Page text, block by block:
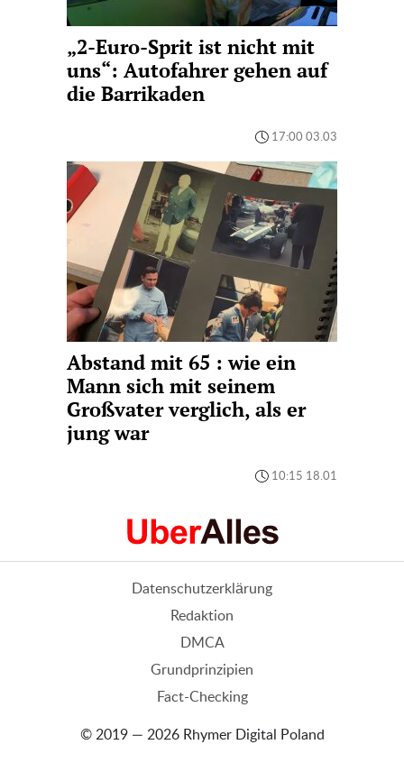
„2-Euro-Sprit ist nicht mit
uns“: Autofahrer gehen auf
die Barrikaden
17:00 03.03
Abstand mit 65 : wie ein
Mann sich mit seinem
Großvater verglich, als er
jung war
10:15 18.01
Datenschutzerklärung
Redaktion
DMCA
Grundprinzipien
Fact-Checking
© 2019 — 2026 Rhymer Digital Poland